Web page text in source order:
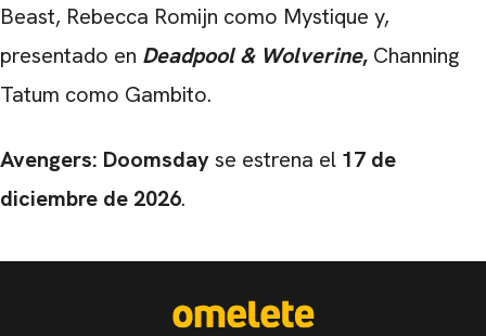
Beast, Rebecca Romijn como Mystique y,
presentado en Deadpool & Wolverine, Channing
Tatum como Gambito.
Avengers: Doomsdayse estrena el 17 de
diciembre de 2026.